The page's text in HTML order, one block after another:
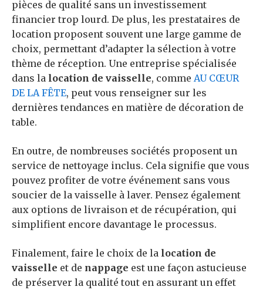
pièces de qualité sans un investissement
financier trop lourd. De plus, les prestataires de
location proposent souvent une large gamme de
choix, permettant d’adapter la sélection à votre
thème de réception. Une entreprise spécialisée
dans la location de vaisselle, comme AU CŒUR
DE LA FÊTE, peut vous renseigner sur les
dernières tendances en matière de décoration de
table.
En outre, de nombreuses sociétés proposent un
service de nettoyage inclus. Cela signifie que vous
pouvez profiter de votre événement sans vous
soucier de la vaisselle à laver. Pensez également
aux options de livraison et de récupération, qui
simplifient encore davantage le processus.
Finalement, faire le choix de la location de
vaisselle et de nappage est une façon astucieuse
de préserver la qualité tout en assurant un effet